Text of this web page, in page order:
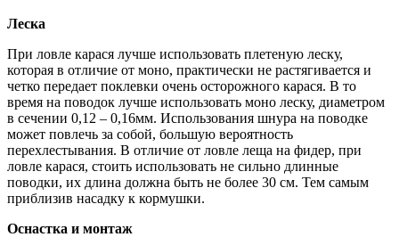
Леска
При ловле карася лучше использовать плетеную леску,
которая в отличие от моно, практически не растягивается и
четко передает поклевки очень осторожного карася. В то
время на поводок лучше использовать моно леску, диаметром
в сечении 0,12 – 0,16мм. Использования шнура на поводке
может повлечь за собой, большую вероятность
перехлестывания. В отличие от ловле леща на фидер, при
ловле карася, стоить использовать не сильно длинные
поводки, их длина должна быть не более 30 см. Тем самым
приблизив насадку к кормушки.
Оснастка и монтаж